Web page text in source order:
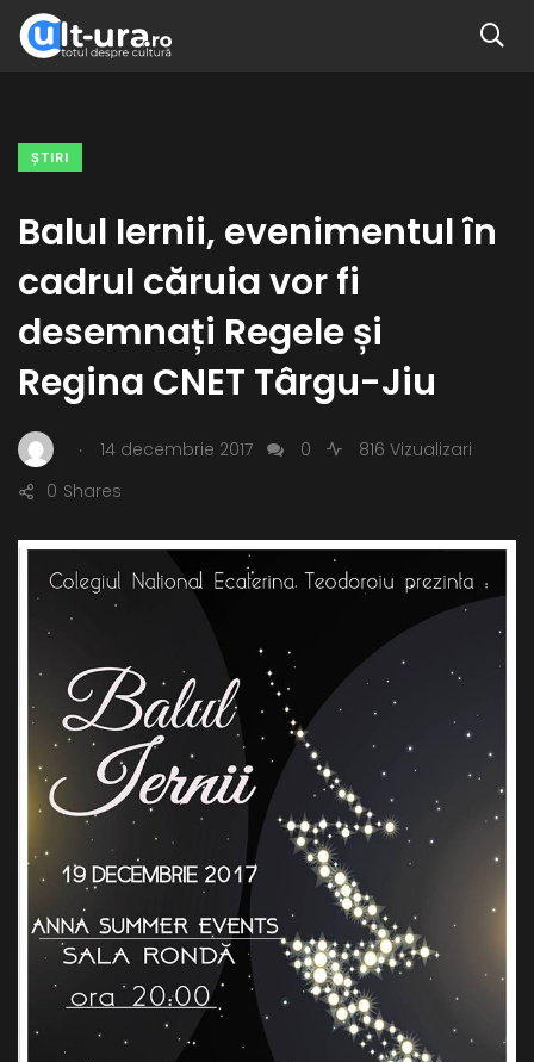
ŞTIRI
Balul Iernii, evenimentul în
cadrul căruia vor fi
desemnați Regele și
Regina CNET Târgu-Jiu
. 14 decembrie 2017 0
816 Vizualizari
Shares
0